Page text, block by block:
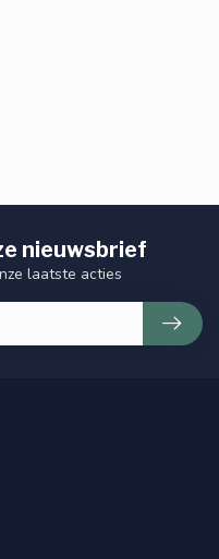
nieuwsbrief
laatste acties